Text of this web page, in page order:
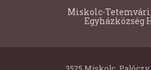
Miskolc-
Egyházközség